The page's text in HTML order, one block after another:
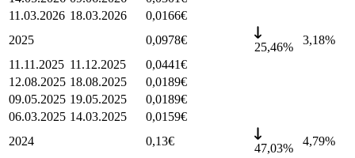
11.03.2026 18.03.2026 0,0166€
2025
0,0978€
25,46%
3,18%
11.11.2025 11.12.2025 0,0441€
12.08.2025 18.08.2025 0,0189€
09.05.2025 19.05.2025 0,0189€
06.03.2025 14.03.2025 0,0159€
2024
0,13€
47,03%
4,79%